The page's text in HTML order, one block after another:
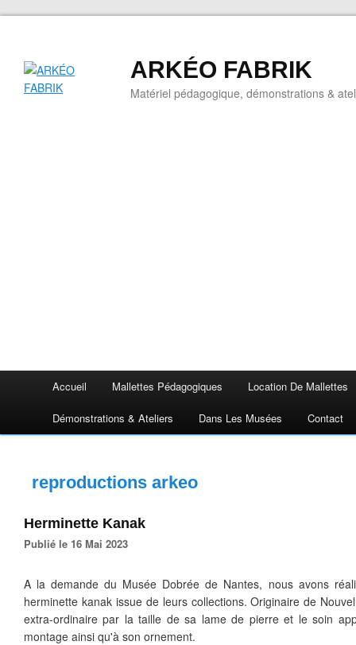
ARKÉO FABRIK
Matériel pédagogique, démonstrations &
Accueil Mallettes Pédagogiques Location De Mallettes
Démonstrations & Ateliers Dans Les Musées Contact
reproductions arkeo
Herminette Kanak
Publié le 16 Mai 2023
A la demande du Musée Dobrée de Nantes, nous avons
herminette kanak issue de leurs collections. Originaire de
extra-ordinaire par la taille de sa lame de pierre et le soin
montage ainsi qu'à son ornement.